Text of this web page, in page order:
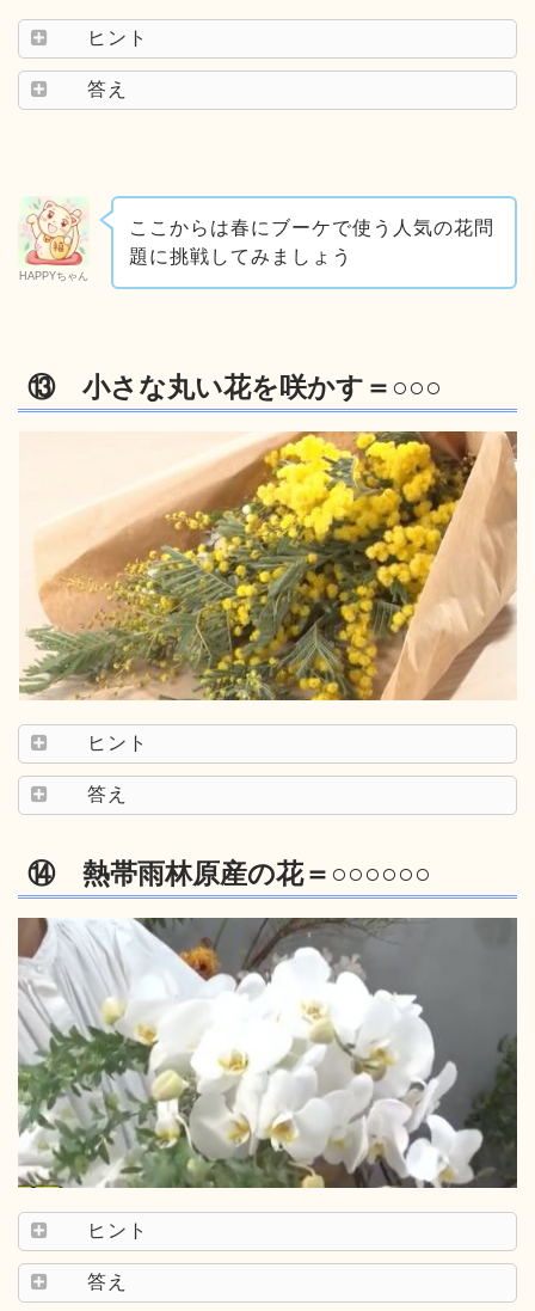
ヒント
答え
HAPPYちゃん
ここからは春にブーケで使う人気の花問
題に挑戦してみましょう
⑬ 小さな丸い花を咲かす＝○○○
ヒント
答え
⑭ 熱帯雨林原産の花＝○○○○○○
ヒント
答え